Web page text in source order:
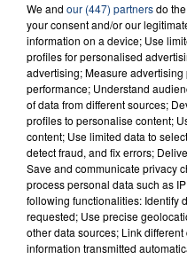
FIL D'ACTU
We and our (447) partnersdo
your consent and/or our
information on a device; Use
profiles for personalised
advertising; Measure
performance; Understand
of data from different sources;
profiles to personalise content;
content; Use limited data to
detect fraud, and fix errors;
Save and communicate privacy
process personal data such as
following functionalities: Identify
requested; Use precise
other data sources; Link
information transmitted